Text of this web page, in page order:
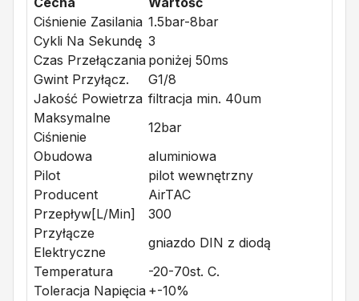
Ciśnienie Zasilania 1.5bar-8bar
Cykli Na Sekundę 3
Czas Przełączania poniżej 50ms
Gwint Przyłącz.
G1/8
Jakość Powietrza filtracja min. 40um
Maksymalne
Ciśnienie
12bar
Obudowa
aluminiowa
Pilot
pilot wewnętrzny
Producent
AirTAC
Przepływ[l/min]
300
Przyłącze
Elektryczne
gniazdo DIN z diodą
Temperatura
-20-70st. C.
Toleracja Napięcia +-10%